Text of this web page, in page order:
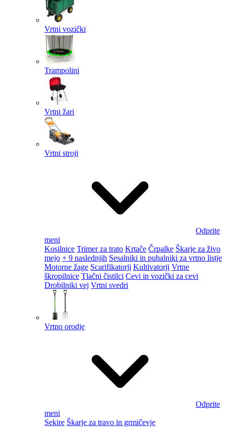
Vrtni vozički
Trampolini
Vrtni žari
Vrtni stroji
Odprite
meni
Kosilnice Trimer za trato Krtače Črpalke Škarje za živo
mejo + 9 naslednjih Sesalniki in puhalniki za vrtno listje
Motorne žage Scarifikatorji Kultivatorji Vrtne
škropilnice Tlačni čistilci Cevi in vozički za cevi
Drobilniki vej Vrtni svedri
Vrtno orodje
Odprite
meni
Sekire Škarje za travo in grmičevje